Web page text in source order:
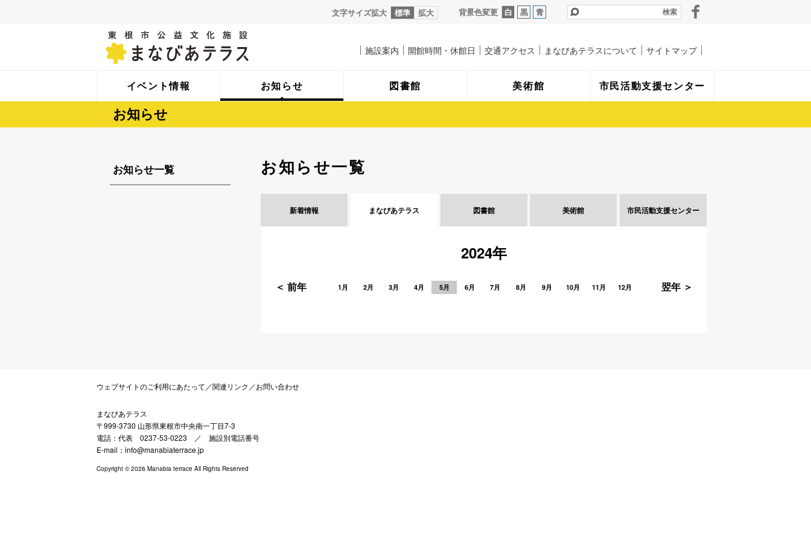
文字サイズ拡大 標準 拡大 背景色変更 白 黒 青
イベント情報 お知らせ 図書館 美術館 市民活動支援センター
施設案内 開館時間・休館日 交通アクセス まなびあテラスについて サイトマップ
お知らせ
お知らせ一覧
新着情報 まなびあテラス 図書館 美術館 市民活動支援センター
2024年
＜ 前年 翌年 ＞
1月 2月 3月 4月 5月 6月 7月 8月 9月 10月 11月 12月
お知らせ一覧
ウェブサイトのご利用にあたって ／関連リンク ／お問い合わせ
まなびあテラス
〒999-3730 山形県東根市中央南一丁目7-3
電話：代表 0237-53-0223 ／ 施設別電話番号
E-mail：info@manabiaterrace.jp
Copyright © 2026 Manabia terrace All Rights Reserved